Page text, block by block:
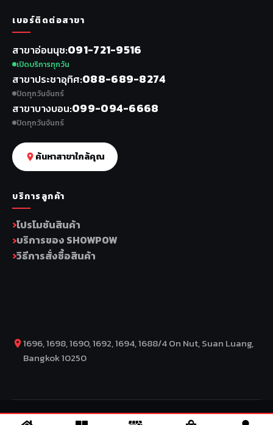
เบอร์ติดต่อสาขา
สาขาอ่อนนุช 091-721-9516
เปิดบริการทุกวัน
สาขาประชาอุทิศ 088-689-8274
ปิดทุกวันจันทร์
สาขาบางบอน 099-094-6668
ปิดทุกวันจันทร์
ค้นหาสาขาใกล้คุณ
บริการลูกค้า
โปรโมชันสินค้า
บริการของ SHOWPOW
วิธีการสั่งซื้อสินค้า
1696, 1698, 1690, 1692, 1694, 1688/4 On Nut, Suan Luang,
Bangkok 10250
COPYRIGHT BY COMP MOTO CO., LTD © 2026– SuperBike x